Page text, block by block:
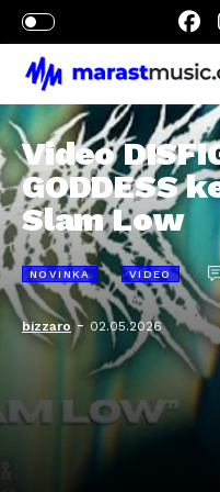
Video
GODDESS
Slam Low
NOVINKA VIDEO
bizzaro- 02.05.2026